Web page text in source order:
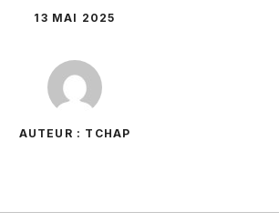
13 MAI 2025
AUTEUR : TCHAP